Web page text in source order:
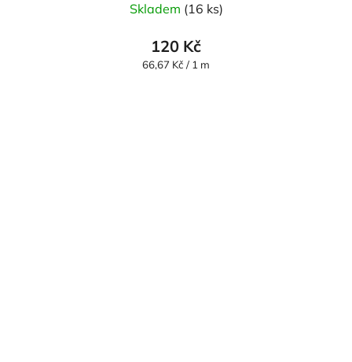
Skladem (16 ks)
120 Kč
Měrná
66,67 Kč / 1 m